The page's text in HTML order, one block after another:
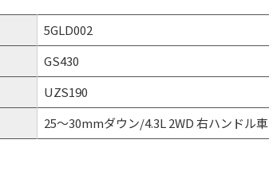
5GLD002
GS430
UZS190
25～30mmダウン/4.3L 2WD 右ハンドル車